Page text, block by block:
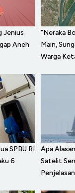
Jenius
Aneh
"Neraka
Main,
Warga
SPBU RI
6
Apa
Satelit